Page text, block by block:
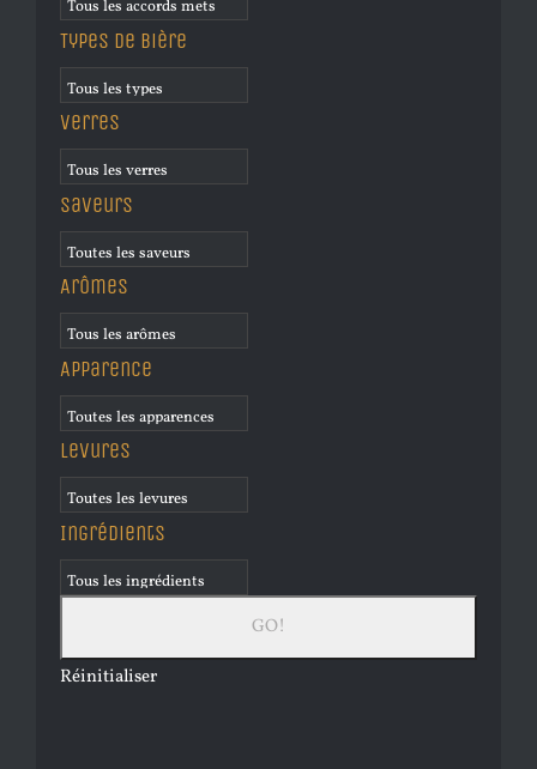
Types de bière
Verres
Saveurs
Arômes
Apparence
Levures
Ingrédients
Réinitialiser